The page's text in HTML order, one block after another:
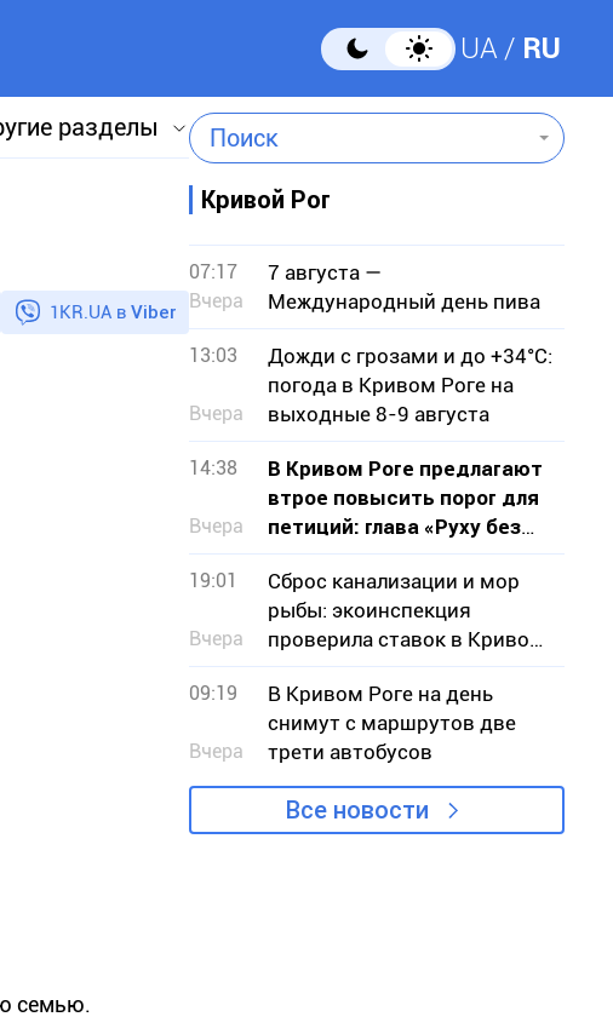
UA RU
разделы Поиск
1KR.UA в Viber
семью.
Кривой Рог
07:17
Вчера
7 августа —
Международный день пива
13:03
Вчера
Дожди с грозами и до +34°С:
погода в Кривом Роге на
выходные 8-9 августа
14:38
Вчера
В Кривом Роге предлагают
втрое повысить порог для
петиций: глава «Руху без
меж» обратился к власти с
критикой проекта
19:01
Вчера
Сброс канализации и мор
рыбы: экоинспекция
проверила ставок в Кривом
Роге
09:19
Вчера
В Кривом Роге на день
снимут с маршрутов две
трети автобусов
Все новости